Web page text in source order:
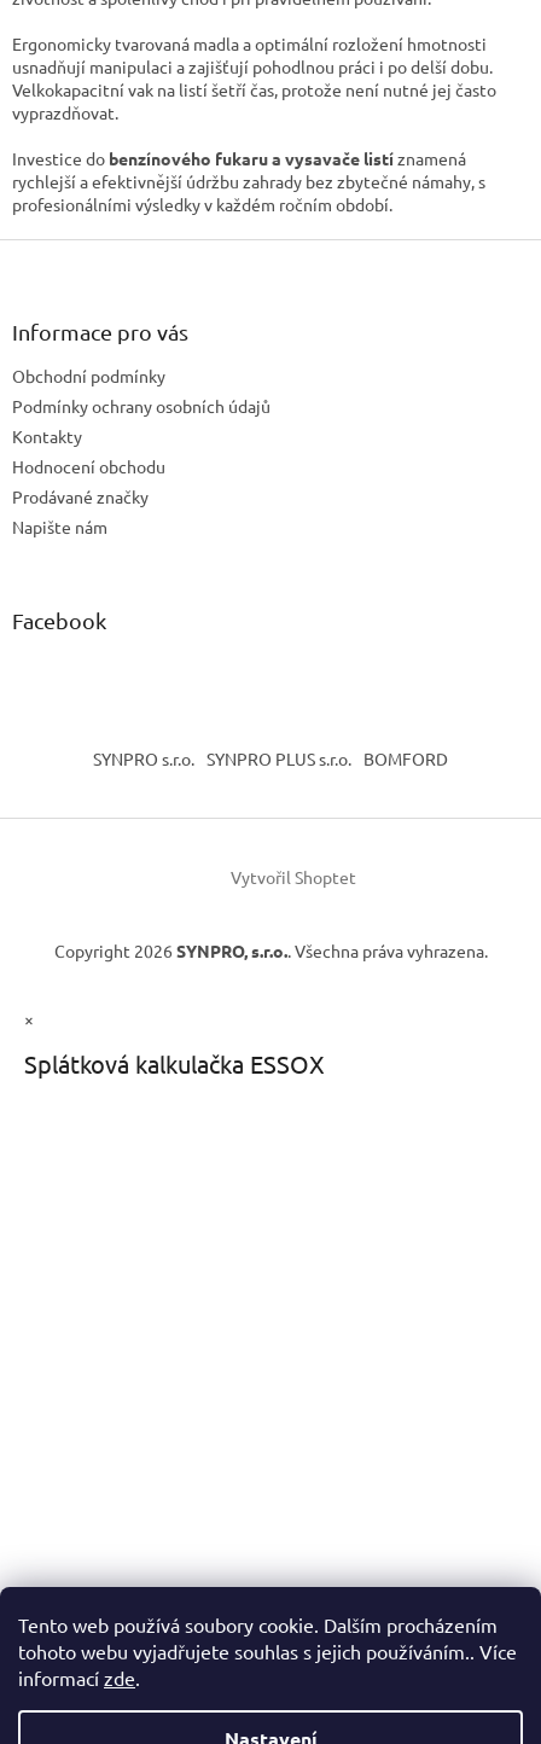
Tento web používá soubory cookie. Dalším procházením
tohoto webu vyjadřujete souhlas s jejich používáním.. Více
informací zde.
Nastavení
Ergonomicky tvarovaná madla a optimální rozložení hmotnosti
usnadňují manipulaci a zajišťují pohodlnou práci i po delší dobu.
Velkokapacitní vak na listí šetří čas, protože není nutné jej často
vyprazdňovat.
Investice do benzínového fukaru a vysavače listíznamená
rychlejší a efektivnější údržbu zahrady bez zbytečné námahy, s
profesionálními výsledky v každém ročním období.
Z
Informace pro vás
Obchodní podmínky
Podmínky ochrany osobních údajů
Kontakty
Hodnocení obchodu
Prodávané značky
Napište nám
Facebook
SYNPRO s.r.o. SYNPRO PLUS s.r.o. BOMFORD
Vytvořil Shoptet
Copyright 2026 SYNPRO, s.r.o.. Všechna práva vyhrazena.
×
Splátková kalkulačka ESSOX